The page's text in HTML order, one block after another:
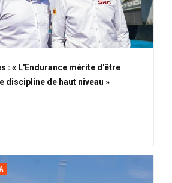
: « L'Endurance mérite d'être
discipline de haut niveau »